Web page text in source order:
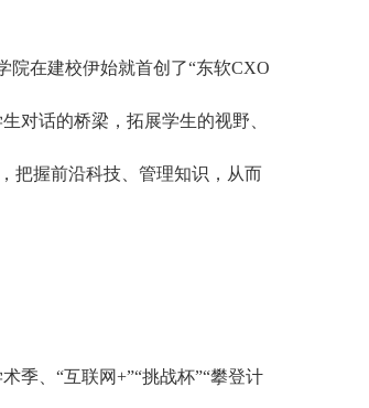
院在建校伊始就首创了“东软CXO
对话的桥梁，拓展学生的视野、
把握前沿科技、管理知识，从而
季、“互联网+”“挑战杯”“攀登计